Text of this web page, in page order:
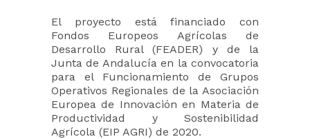
El proyecto está financiado con
Fondos Europeos Agrícolas de
Desarrollo Rural (FEADER) y de la
Junta de Andalucía en la convocatoria
para el Funcionamiento de Grupos
Operativos Regionales de la Asociación
Europea de Innovación en Materia de
Productividad y Sostenibilidad
Agrícola (EIP AGRI) de 2020.